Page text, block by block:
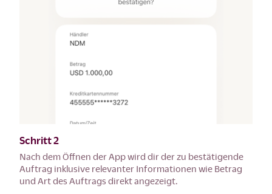
Schritt 2
Nach dem Öffnen der App wird dir der zu bestätigende
Auftrag inklusive relevanter Informationen wie Betrag
und Art des Auftrags direkt angezeigt.